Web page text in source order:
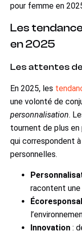
pour femme en
Les
en 2025
Les attentes
En 2025, les
une volonté de
personnalisation.
tournent de plus
qui correspondent
personnelles.
racontent une
Innovation :